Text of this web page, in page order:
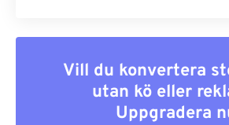
Vill du konvertera
utan kö eller
Uppgradera